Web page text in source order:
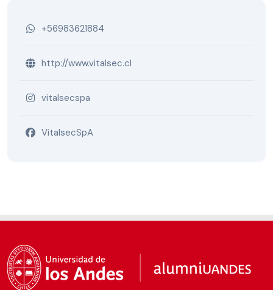
+56983621884
http://www.vitalsec.cl
vitalsecspa
VitalsecSpA